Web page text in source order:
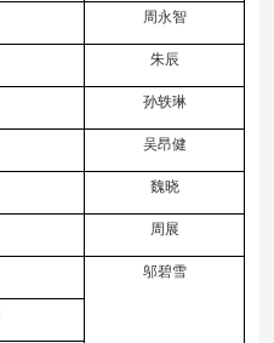
周永智
朱辰
孙轶琳
吴昂健
魏晓
周展
邬碧雪